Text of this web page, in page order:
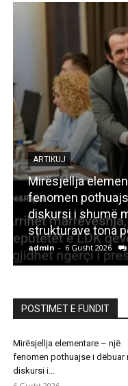
ARTIKUJ
Mirësjellja
fenomen
diskursi i shumë
strukturave tona
admin - 6 Gusht 2026
POSTIMET E FUNDIT
Mirësjellja elementare – një
fenomen pothuajse i dëbuar
diskursi i...